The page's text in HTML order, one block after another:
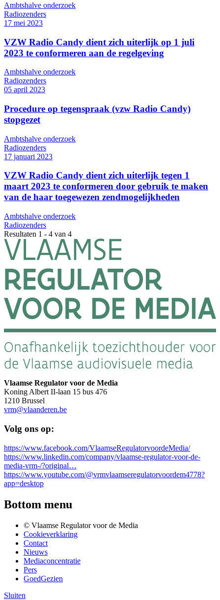
Ambtshalve onderzoek
Radiozenders
17 mei 2023
VZW Radio Candy dient zich uiterlijk op 1 juli
2023 te conformeren aan de regelgeving
Ambtshalve onderzoek
Radiozenders
05 april 2023
Procedure op tegenspraak (vzw Radio Candy)
stopgezet
Ambtshalve onderzoek
Radiozenders
17 januari 2023
VZW Radio Candy dient zich uiterlijk tegen 1
maart 2023 te conformeren door gebruik te maken
van de haar toegewezen zendmogelijkheden
Ambtshalve onderzoek
Radiozenders
Resultaten 1 - 4 van 4
Vlaamse Regulator voor de Media
Koning Albert II-laan 15 bus 476
1210 Brussel
vrm@vlaanderen.be
Volg ons op:
https://www.facebook.com/VlaamseRegulatorvoordeMedia/
https://www.linkedin.com/company/vlaamse-regulator-voor-de-
media-vrm-/?original…
https://www.youtube.com/@vrmvlaamseregulatorvoordem4778?
app=desktop
Bottom menu
© Vlaamse Regulator voor de Media
Cookieverklaring
Contact
Nieuws
Mediaconcentratie
Pers
GoedGezien
Sluiten